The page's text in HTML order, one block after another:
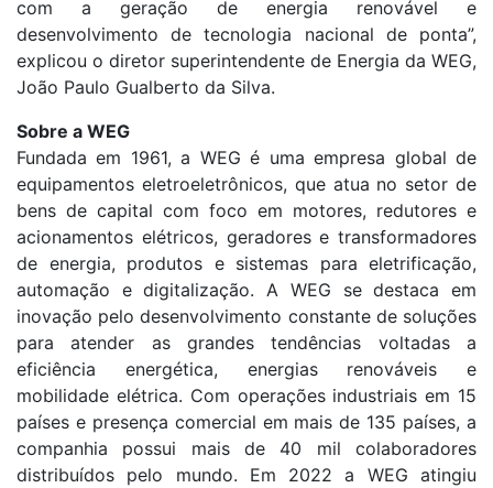
com a geração de energia renovável e
desenvolvimento de tecnologia nacional de ponta”,
explicou o diretor superintendente de Energia da WEG,
João Paulo Gualberto da Silva.
Sobre a WEG
Fundada em 1961, a WEG é uma empresa global de
equipamentos eletroeletrônicos, que atua no setor de
bens de capital com foco em motores, redutores e
acionamentos elétricos, geradores e transformadores
de energia, produtos e sistemas para eletrificação,
automação e digitalização. A WEG se destaca em
inovação pelo desenvolvimento constante de soluções
para atender as grandes tendências voltadas a
eficiência energética, energias renováveis e
mobilidade elétrica. Com operações industriais em 15
países e presença comercial em mais de 135 países, a
companhia possui mais de 40 mil colaboradores
distribuídos pelo mundo. Em 2022 a WEG atingiu